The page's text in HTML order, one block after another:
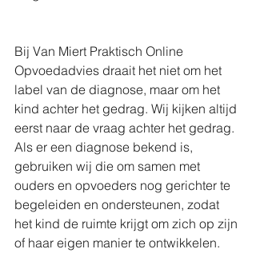
Bij Van Miert Praktisch Online
Opvoedadvies draait het niet om het
label van de diagnose, maar om het
kind achter het gedrag. Wij kijken altijd
eerst naar de vraag achter het gedrag.
Als er een diagnose bekend is,
gebruiken wij die om samen met
ouders en opvoeders nog gerichter te
begeleiden en ondersteunen, zodat
het kind de ruimte krijgt om zich op zijn
of haar eigen manier te ontwikkelen.